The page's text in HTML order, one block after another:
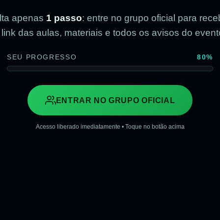
apenas 1 passo: entre no grupo oficial para
das aulas, materiais e todos os avisos do
SEU PROGRESSO 80%
ENTRAR NO GRUPO OFICIAL
Acesso liberado imediatamente • Toque no botão acima